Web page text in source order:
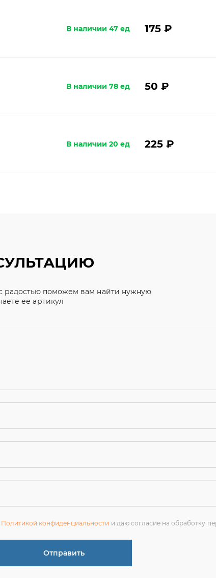
В наличии 47 ед 175 ₽
В наличии 78 ед 50 ₽
В наличии 20 ед 225 ₽
радостью поможем вам найти нужную
ее артикул
Отправить